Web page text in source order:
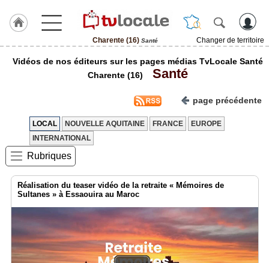
Charente (16) Santé
Changer de territoire
J'adhère
TvLocale
France
Accueil
RUBRIQUES
Agenda
Gazette
Vidéos de nos éditeurs sur les pages médias TvLocale Santé
Charente (16)
Santé
page précédente
LOCAL NOUVELLE AQUITAINE FRANCE
EUROPE
INTERNATIONAL
Rubriques
Réalisation du teaser vidéo de la retraite « Mémoires de
Sultanes » à Essaouira au Maroc